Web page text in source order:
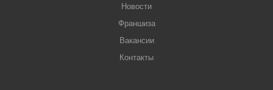
Новости
Франшиза
Вакансии
Контакты